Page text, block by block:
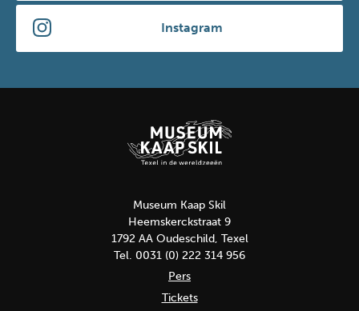
Instagram
Museum Kaap Skil
Heemskerckstraat 9
1792 AA Oudeschild, Texel
Tel. 0031 (0) 222 314 956
Pers
Tickets